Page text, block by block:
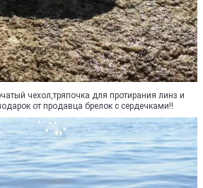
чехол,тряпочка для протирания линз и
от продавца брелок с сердечками!!